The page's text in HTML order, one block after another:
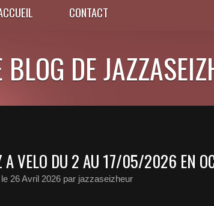
CONTACT
BLOG DE
A VELO DU 2 AU 17/05/2026 EN
26 Avril 2026 par jazzaseizheur